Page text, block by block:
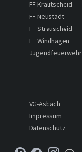
FF Krautscheid
FF Neustadt
FF Strauscheid
FF Windhagen
Jugendfeuerwehr
VG-Asbach
Impressum
Datenschutz